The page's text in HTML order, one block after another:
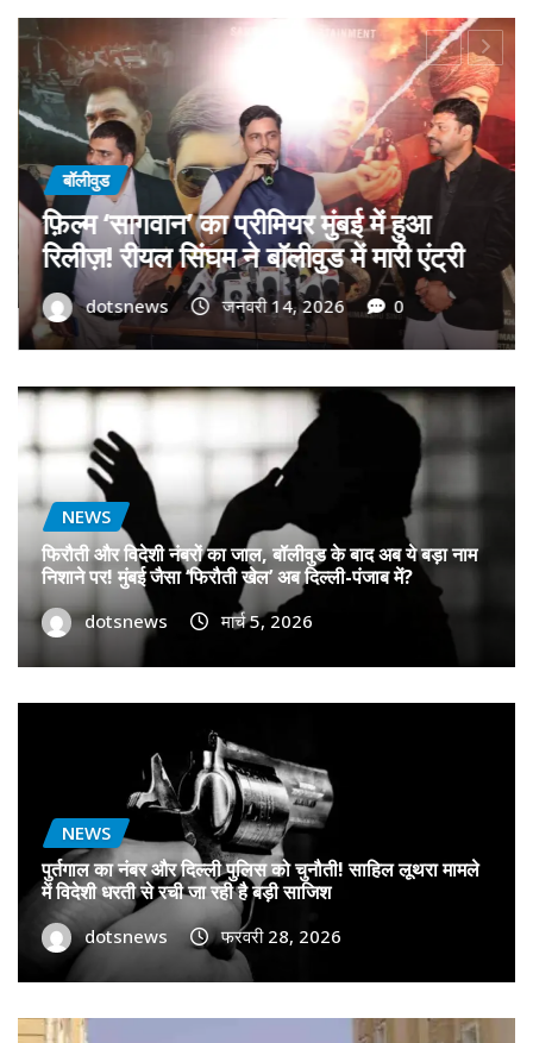
बॉलीवुड
गोवा मुख्यमंत्री डॉ. प्रमोद सावंत का ‘गोदान’
को बड़ा समर्थन; पोस्टर विमोचन कर मथुरा से
फिल्म गोदान की टीम का बढ़ाया मान!
dotsnews जनवरी 9, 2026 0
NEWS
फिरौती और विदेशी नंबरों का जाल, बॉलीवुड के बाद अब ये बड़ा नाम
निशाने पर! मुंबई जैसा ‘फिरौती खेल’ अब दिल्ली-पंजाब में?
dotsnews मार्च 5, 2026
NEWS
पुर्तगाल का नंबर और दिल्ली पुलिस को चुनौती! साहिल लूथरा मामले
में विदेशी धरती से रची जा रही है बड़ी साजिश
dotsnews फरवरी 28, 2026